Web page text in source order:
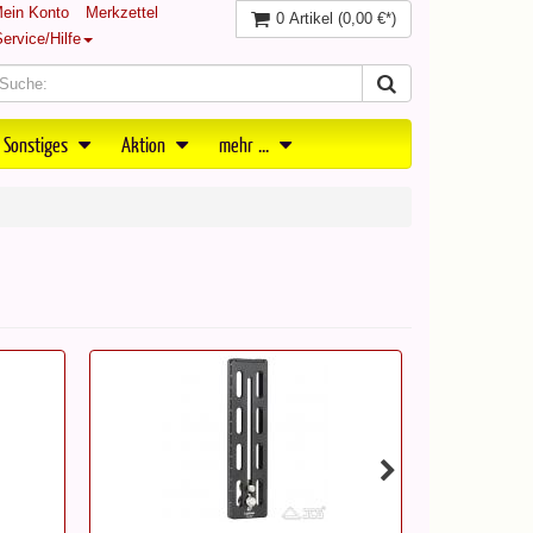
Konto
Merkzettel
Hilfe
0 Artikel (0,00 €*)
Aktion mehr ...